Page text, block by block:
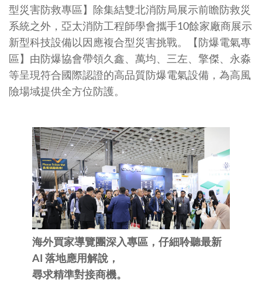
型災害防救專區】除集結雙北消防局展示前瞻防救災
系統之外，亞太消防工程師學會攜手10餘家廠商展示
新型科技設備以因應複合型災害挑戰。【防爆電氣專
區】由防爆協會帶領久鑫、萬均、三左、擎傑、永淼
等呈現符合國際認證的高品質防爆電氣設備，為高風
險場域提供全方位防護。
海外買家導覽團深入專區，仔細聆聽最新
AI 落地應用解說，
尋求精準對接商機。